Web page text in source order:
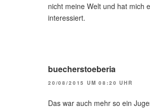
nicht meine Welt und hat mich
interessiert.
buecherstoeberia
20/08/2015 UM 08:20 UHR
Das war auch mehr so ein